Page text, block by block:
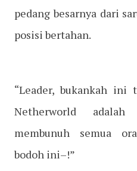
pedang besarnya dari
posisi bertahan.
“Leader, bukankah
Netherworld
membunuh semua
bodoh ini–!”